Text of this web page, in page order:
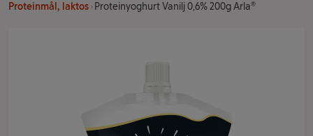
Proteinmål, laktos Proteinyoghurt Vanilj 0,6% 200g Arla®